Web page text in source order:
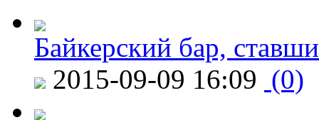
Байкерский бар,
2015-09-09 16:09 (0)